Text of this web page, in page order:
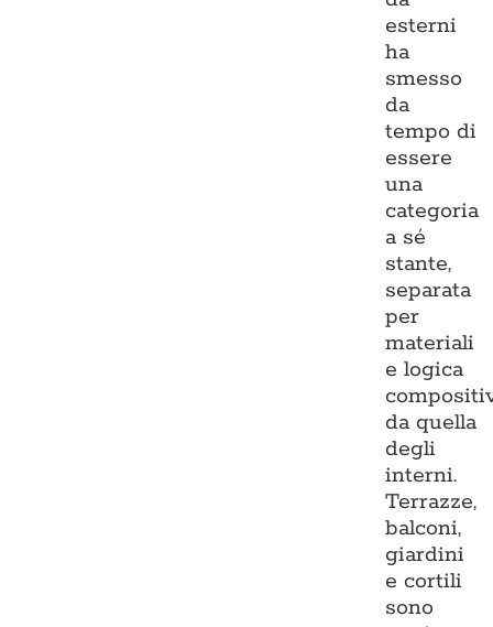
esterni
ha
smesso
da
tempo di
essere
una
categoria
a sé
stante,
separata
per
materiali
e logica
da quella
degli
interni.
Terrazze,
balconi,
giardini
e cortili
sono